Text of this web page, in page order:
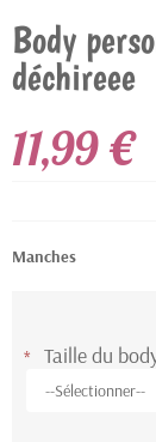
Body
déchireee
11,99 €
Manches
* Taille du